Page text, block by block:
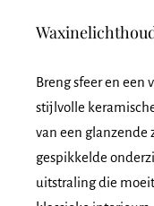
Breng sfeer en een
stijlvolle
van een glanzende
gespikkelde
uitstraling die